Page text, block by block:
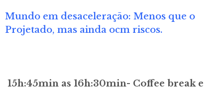
Mundo em desaceleração: Menos que o
Projetado, mas ainda ocm riscos.
15h:45min as 16h:30min- Coffee break e